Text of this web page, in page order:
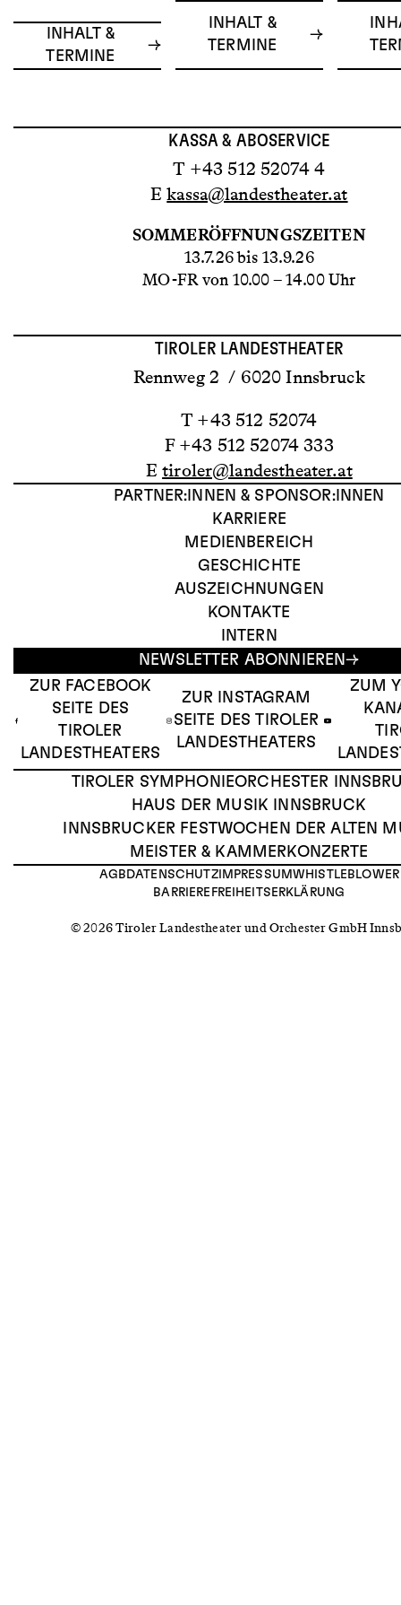
INHALT &
TERMINE
INHALT &
TERMINE
KASSA & ABOSERVICE
T +43 512 52074 4
Ekassa@landestheater.at
SOMMERÖFFNUNGSZEITEN
13.7.26 bis 13.9.26
MO-FR von 10.00 – 14.00 Uhr
TIROLER LANDESTHEATER
Rennweg 2 / 6020 Innsbruck
T +43 512 52074
F +43 512 52074 333
Etiroler@landestheater.at
PARTNER:INNEN & SPONSOR:INNEN
KARRIERE
MEDIENBEREICH
GESCHICHTE
AUSZEICHNUNGEN
KONTAKTE
INTERN
NEWSLETTER ABONNIEREN
ZUR FACEBOOK
SEITE DES
TIROLER
LANDESTHEATERS
ZUR INSTAGRAM
SEITE DES TIROLER
LANDESTHEATERS
ZUM
TIROLER SYMPHONIEORCHESTER
HAUS DER MUSIK INNSBRUCK
INNSBRUCKER FESTWOCHEN DER ALTEN
MEISTER & KAMMERKONZERTE
AGB DATENSCHUTZIMPRESSUMWHISTLEBLOWER
BARRIEREFREIHEITSERKLÄRUNG
© 2026 Tiroler Landestheater und Orchester GmbH